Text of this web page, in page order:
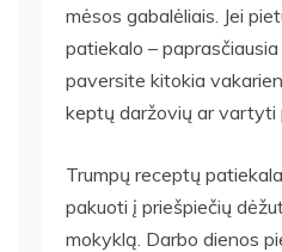
mėsos gabalėliais. Jei
patiekalo –
paversite kitokia
keptų daržovių ar vartyti
Trumpų receptų
pakuoti į priešpiečių
mokyklą. Darbo dienos